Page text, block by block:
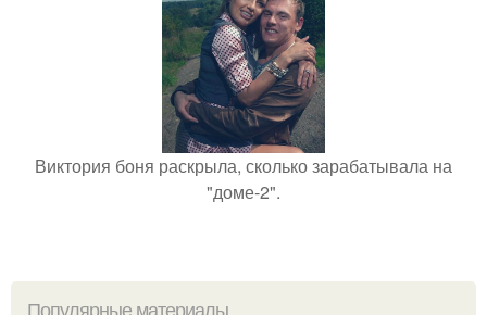
Виктория боня раскрыла, сколько зарабатывала на
"доме-2".